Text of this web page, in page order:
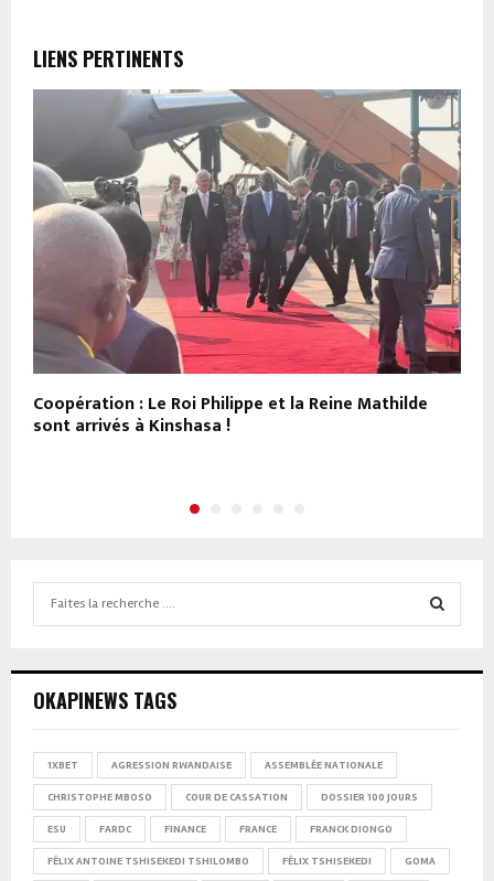
LIENS PERTINENTS
Coopération : Le Roi Philippe et la Reine Mathilde
sont arrivés à Kinshasa !
OKAPINEWS TAGS
1XBET AGRESSION RWANDAISE ASSEMBLÉE NATIONALE
CHRISTOPHE MBOSO COUR DE CASSATION DOSSIER 100 JOURS
ESU FARDC FINANCE FRANCE FRANCK DIONGO
FÉLIX ANTOINE TSHISEKEDI TSHILOMBO FÉLIX TSHISEKEDI GOMA